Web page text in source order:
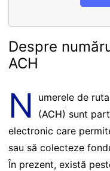
Despre
ACH
N
umerele de
(ACH) sunt
electronic care
sau să colecteze
În prezent, există